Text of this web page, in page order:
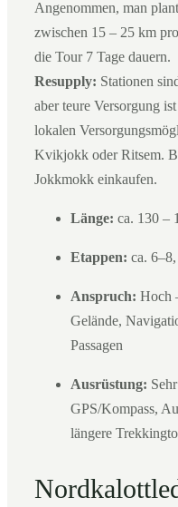
Angenommen, man plant
zwischen 15 – 25 km
die Tour 7 Tage dauern.
Resupply: Stationen
aber teure Versorgung
lokalen
Kvikjokk oder Ritsem.
Jokkmokk einkaufen.
Länge: ca. 130 –
Etappen: ca.
Anspruch: Hoch
Gelände,
Passagen
Ausrüstung:
GPS/Kompass,
längere